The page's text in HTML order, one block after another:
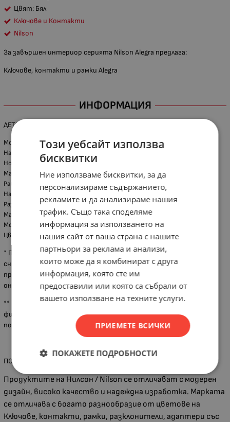
Цвят: Бял
Ключове и Контакти
Nilson
За завършен интериор серията Nilson Alegra предлага:
Ключове, контакти и рамки Alegra
ИНФОРМАЦИЯ
ДЕТАЙЛИ ЗА ПРОДУКТА
Монтаж: единична конзола
Напрежение: 250V
Номинален ток: 16А
Максимална мощност: 3500W
Работна честота: 50Hz
Начин на свързване: Винтове
Размери /външен панел/: ALEGRA 88/88mm
Марка: NILSON
Модел: серия ALEGRA
Цвят: Бял
* При някои артикули са възможни разлики между показаната
снимка и реалния продукт, поради актуализация на дизайна от
производителя или неналичие на каталожна снимка, за което
онлайн магазинът не носи отговорност.
** Вариантите за доставка са до адрес, до офис на куриерска
фирма или от наш офис в град Хасково. Всички наши клиенти
ползват отстъпки за куриерските услуги на Спиди и Еконт.
ПОВЕЧЕ ЗА ГРУПАТА ПРОДУКТИ
Продуктите на Нилсон / Nilson се отличават с модерен
дизайн, високо качество и надеждна изработка. Марката
се отличава с богато разнообразие от цветове на
Ключове, контакти, рамки, разклонители, адаптери със
Този уебсайт използва
бисквитки
Ние използваме бисквитки, за да
персонализираме съдържанието,
рекламите и да анализираме нашия
трафик. Също така споделяме
информация за използването на
нашия сайт от ваша страна с нашите
партньори за реклама и анализи,
които може да я комбинират с друга
информация, която сте им
предоставили или която са събрали от
вашето използване на техните услуги.
ПРИЕМЕТЕ ВСИЧКИ
ПОКАЖЕТЕ ПОДРОБНОСТИ